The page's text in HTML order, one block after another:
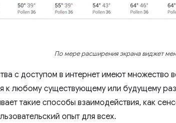
По мере расширения экрана виджет
с доступом в интернет имеют
к любому существующему или будущему
такие способы взаимодействия, как
опыт для всех.